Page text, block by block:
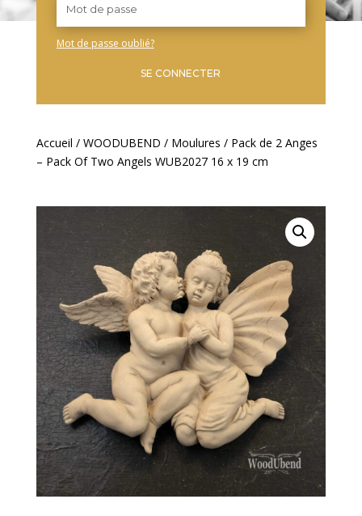
Mot de passe oublié?
SE CONNECTER
Accueil / WOODUBEND / Moulures / Pack de 2 Anges
– Pack Of Two Angels WUB2027 16 x 19 cm